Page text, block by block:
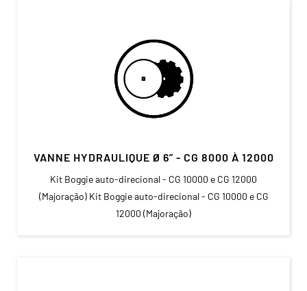
VANNE HYDRAULIQUE Ø 6” - CG 8000 À 12000
Kit Boggie auto-direcional - CG 10000 e CG 12000
(Majoração) Kit Boggie auto-direcional - CG 10000 e CG
12000 (Majoração)